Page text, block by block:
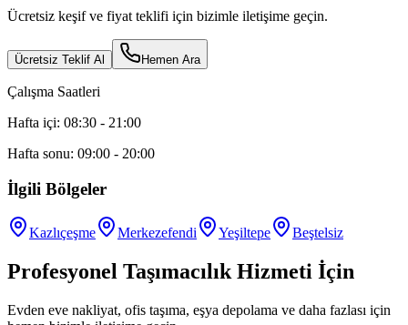
Ücretsiz keşif ve fiyat teklifi için bizimle iletişime geçin.
Ücretsiz Teklif Al Hemen Ara
Çalışma Saatleri
Hafta içi: 08:30 - 21:00
Hafta sonu: 09:00 - 20:00
İlgili Bölgeler
Kazlıçeşme Merkezefendi Yeşiltepe Beştelsiz
Profesyonel Taşımacılık Hizmeti İçin
Evden eve nakliyat, ofis taşıma, eşya depolama ve daha fazlası için